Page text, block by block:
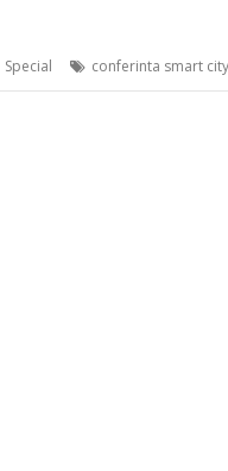
Special conferinta smart